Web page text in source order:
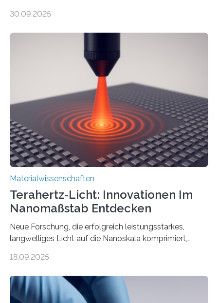
Dadurch ist es in der Lage, eine sogenannte zweite
Nichtmetallen vorkommt und insbesondere für
Sensorik und Elektrotechnik von Interesse ist. Über ihre
Erkenntnisse berichten die Forschenden im Journal of
the American Chemical Society. —What for?
Materialien, die gleichzeitig Strom leiten und Licht
beeinflussen können, sind für viele moderne
Technologien…
30.09.2025
Materialwissenschaften
Terahertz-Licht: Innovationen Im
Nanomaßstab Entdecken
Neue Forschung, die erfolgreich leistungsstarkes,
langwelliges Licht auf die Nanoskala komprimiert,
optoelektronischen Geräten ermöglichen, geleitet von
Forschung, die erfolgreich leistungsstarkes,
langwelliges Licht auf die Nanoskala komprimiert,
18.09.2025